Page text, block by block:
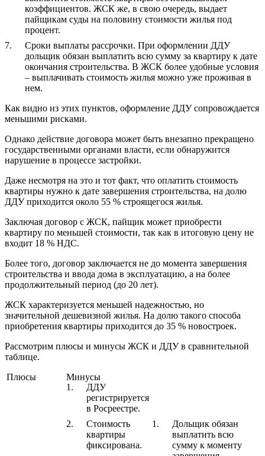
коэффициентов. ЖСК же, в свою очередь, выдает
пайщикам суды на половину стоимости жилья под
процент.
Сроки выплаты рассрочки. При оформлении ДДУ
дольщик обязан выплатить всю сумму за квартиру к дате
окончания строительства. В ЖСК более удобные условия
– выплачивать стоимость жилья можно уже проживая в
нем.
Как видно из этих пунктов, оформление ДДУ сопровождается
меньшими рисками.
Однако действие договора может быть внезапно прекращено
государственными органами власти, если обнаружится
нарушение в процессе застройки.
Даже несмотря на это и тот факт, что оплатить стоимость
квартиры нужно к дате завершения строительства, на долю
ДДУ приходится около 55 % строящегося жилья.
Заключая договор с ЖСК, пайщик может приобрести
квартиру по меньшей стоимости, так как в итоговую цену не
входит 18 % НДС.
Более того, договор заключается не до момента завершения
строительства и ввода дома в эксплуатацию, а на более
продолжительный период (до 20 лет).
ЖСК характеризуется меньшей надежностью, но
значительной дешевизной жилья. На долю такого способа
приобретения квартиры приходится до 35 % новостроек.
Рассмотрим плюсы и минусы ЖСК и ДДУ в сравнительной
таблице.
Плюсы
Минусы
ДДУ
регистрируется
в Росреестре.
Стоимость
квартиры
фиксирована.
Дольщик обязан
выплатить всю
сумму к моменту